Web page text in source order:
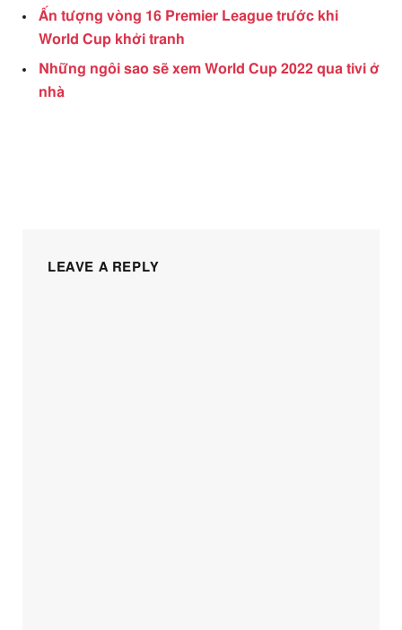
Ấn tượng vòng 16 Premier League trước khi
World Cup khởi tranh
Những ngôi sao sẽ xem World Cup 2022 qua tivi ở
nhà
LEAVE A REPLY